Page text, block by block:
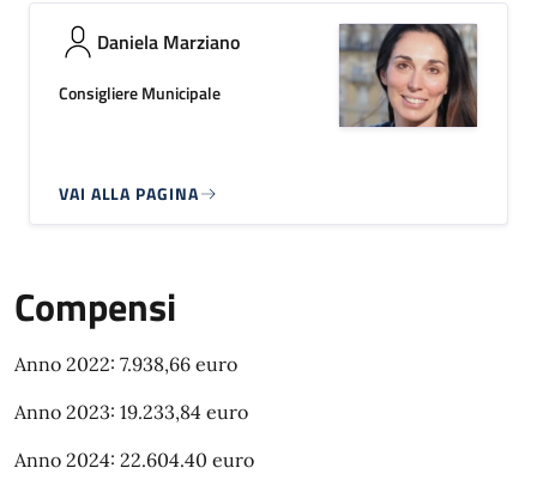
Daniela Marziano
Consigliere Municipale
VAI ALLA PAGINA
Compensi
Anno 2022: 7.938,66 euro
Anno 2023: 19.233,84 euro
Anno 2024: 22.604.40 euro